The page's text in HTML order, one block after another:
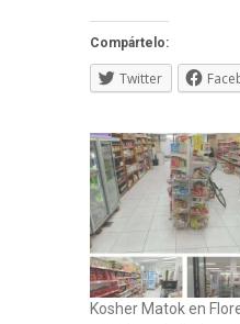
Compártelo:
Twitter
Kosher Matok en